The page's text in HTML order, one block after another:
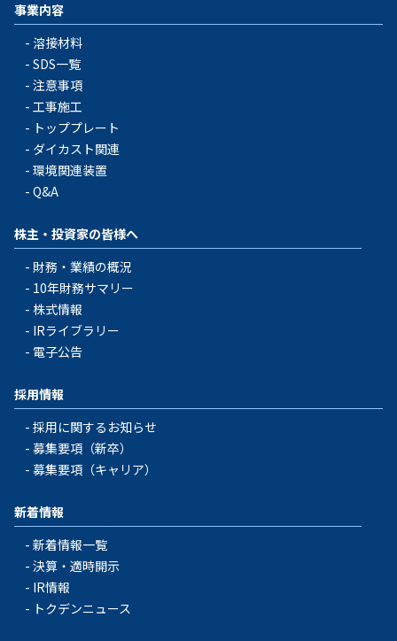
事業内容
溶接材料
SDS一覧
注意事項
工事施工
トッププレート
ダイカスト関連
環境関連装置
Q&A
株主・投資家の皆様へ
財務・業績の概況
10年財務サマリー
株式情報
IRライブラリー
電子公告
採用情報
採用に関するお知らせ
募集要項（新卒）
募集要項（キャリア）
新着情報
新着情報一覧
決算・適時開示
IR情報
トクデンニュース